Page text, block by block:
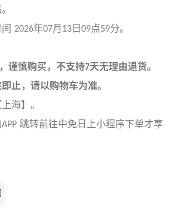
2026年07月13日09点59分。
谨慎购买，不支持7天无理由退货。
止，请以购物车为准。
海】。
跳转前往中免日上小程序下单才享